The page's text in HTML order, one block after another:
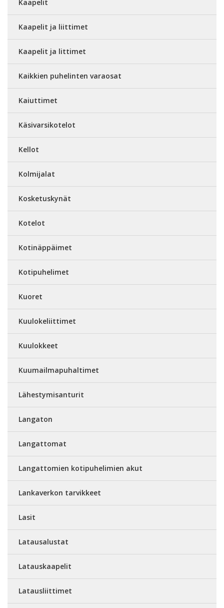
Kaapelit
Kaapelit ja liittimet
Kaapelit ja littimet
Kaikkien puhelinten varaosat
Kaiuttimet
Käsivarsikotelot
Kellot
Kolmijalat
Kosketuskynät
Kotelot
Kotinäppäimet
Kotipuhelimet
Kuoret
Kuulokeliittimet
Kuulokkeet
Kuumailmapuhaltimet
Lähestymisanturit
Langaton
Langattomat
Langattomien kotipuhelimien akut
Lankaverkon tarvikkeet
Lasit
Latausalustat
Latauskaapelit
Latausliittimet